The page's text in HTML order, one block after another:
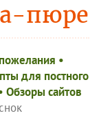
пюре
•
для постного
Обзоры сайтов